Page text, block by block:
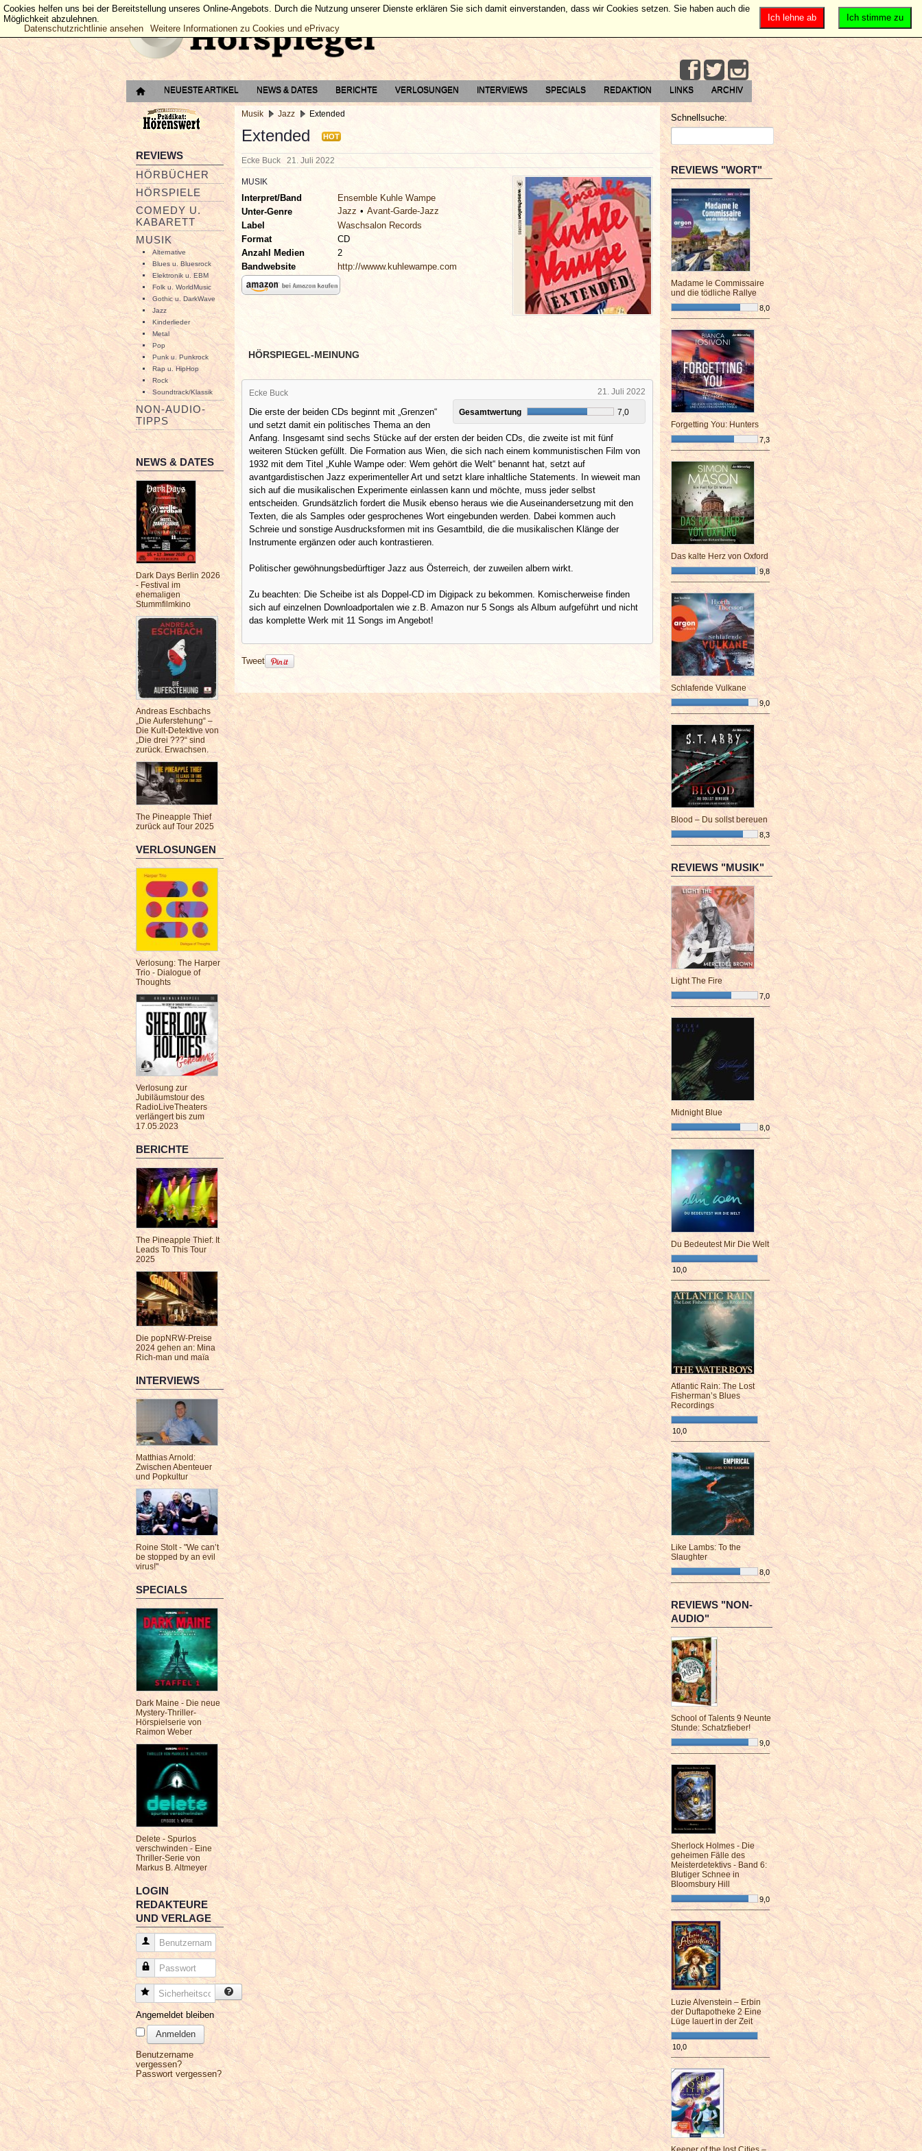
NEUESTE ARTIKEL NEWS & DATES BERICHTE VERLOSUNGEN INTERVIEWS SPECIALS REDAKTION LINKS ARCHIV
REVIEWS
HÖRBÜCHER
HÖRSPIELE
COMEDY U.
KABARETT
MUSIK
Alternative
Blues u. Bluesrock
Elektronik u. EBM
Folk u. WorldMusic
Gothic u. DarkWave
Jazz
Kinderlieder
Metal
Pop
Punk u. Punkrock
Rap u. HipHop
Rock
Soundtrack/Klassik
NON-AUDIO-
TIPPS
NEWS & DATES
Dark Days Berlin 2026
- Festival im
ehemaligen
Stummfilmkino
Andreas Eschbachs
„Die Auferstehung“ –
Die Kult-Detektive von
„Die drei ???“ sind
zurück. Erwachsen.
The Pineapple Thief
zurück auf Tour 2025
VERLOSUNGEN
Verlosung: The Harper
Trio - Dialogue of
Thoughts
Verlosung zur
Jubiläumstour des
RadioLiveTheaters
verlängert bis zum
17.05.2023
BERICHTE
The Pineapple Thief: It
Leads To This Tour
2025
Die popNRW-Preise
2024 gehen an: Mina
Rich-man und maïa
INTERVIEWS
Matthias Arnold:
Zwischen Abenteuer
und Popkultur
Roine Stolt - "We can’t
be stopped by an evil
virus!"
SPECIALS
Dark Maine - Die neue
Mystery-Thriller-
Hörspielserie von
Raimon Weber
Delete - Spurlos
verschwinden - Eine
Thriller-Serie von
Markus B. Altmeyer
LOGIN
REDAKTEURE
UND VERLAGE
Benutzername
Passwort
Sicherheitscode
Angemeldet bleiben
Anmelden
Benutzername
vergessen?
Passwort vergessen?
Musik Jazz Extended
Extended HOT
Ecke Buck 21. Juli 2022
MUSIK
Interpret/Band
Ensemble Kuhle Wampe
Unter-Genre
Jazz
Avant-Garde-Jazz
Label
Waschsalon Records
Format
CD
Anzahl Medien
2
Bandwebsite
http://wwww.kuhlewampe.com
HÖRSPIEGEL-MEINUNG
21. Juli 2022
Ecke Buck
Gesamtwertung 7,0
Die erste der beiden CDs beginnt mit „Grenzen“
und setzt damit ein politisches Thema an den
Anfang. Insgesamt sind sechs Stücke auf der ersten der beiden CDs, die zweite ist mit fünf
weiteren Stücken gefüllt. Die Formation aus Wien, die sich nach einem kommunistischen Film von
1932 mit dem Titel „Kuhle Wampe oder: Wem gehört die Welt“ benannt hat, setzt auf
avantgardistischen Jazz experimenteller Art und setzt klare inhaltliche Statements. In wieweit man
sich auf die musikalischen Experimente einlassen kann und möchte, muss jeder selbst
entscheiden. Grundsätzlich fordert die Musik ebenso heraus wie die Auseinandersetzung mit den
Texten, die als Samples oder gesprochenes Wort eingebunden werden. Dabei kommen auch
Schreie und sonstige Ausdrucksformen mit ins Gesamtbild, die die musikalischen Klänge der
Instrumente ergänzen oder auch kontrastieren.
Politischer gewöhnungsbedürftiger Jazz aus Österreich, der zuweilen albern wirkt.
Zu beachten: Die Scheibe ist als Doppel-CD im Digipack zu bekommen. Komischerweise finden
sich auf einzelnen Downloadportalen wie z.B. Amazon nur 5 Songs als Album aufgeführt und nicht
das komplette Werk mit 11 Songs im Angebot!
Tweet
Schnellsuche:
REVIEWS "WORT"
Madame le Commissaire
und die tödliche Rallye
8,0
¯¯¯¯¯¯¯¯¯¯¯¯¯¯¯¯¯¯¯¯¯¯¯¯
Forgetting You: Hunters
7,3
¯¯¯¯¯¯¯¯¯¯¯¯¯¯¯¯¯¯¯¯¯¯¯¯
Das kalte Herz von Oxford
9,8
¯¯¯¯¯¯¯¯¯¯¯¯¯¯¯¯¯¯¯¯¯¯¯¯
Schlafende Vulkane
9,0
¯¯¯¯¯¯¯¯¯¯¯¯¯¯¯¯¯¯¯¯¯¯¯¯
Blood – Du sollst bereuen
8,3
¯¯¯¯¯¯¯¯¯¯¯¯¯¯¯¯¯¯¯¯¯¯¯¯
REVIEWS "MUSIK"
Light The Fire
7,0
¯¯¯¯¯¯¯¯¯¯¯¯¯¯¯¯¯¯¯¯¯¯¯¯
Midnight Blue
8,0
¯¯¯¯¯¯¯¯¯¯¯¯¯¯¯¯¯¯¯¯¯¯¯¯
Du Bedeutest Mir Die Welt
10,0
¯¯¯¯¯¯¯¯¯¯¯¯¯¯¯¯¯¯¯¯¯¯¯¯
Atlantic Rain: The Lost
Fisherman’s Blues
Recordings
10,0
¯¯¯¯¯¯¯¯¯¯¯¯¯¯¯¯¯¯¯¯¯¯¯¯
Like Lambs: To the
Slaughter
8,0
¯¯¯¯¯¯¯¯¯¯¯¯¯¯¯¯¯¯¯¯¯¯¯¯
REVIEWS "NON-
AUDIO"
School of Talents 9 Neunte
Stunde: Schatzfieber!
9,0
¯¯¯¯¯¯¯¯¯¯¯¯¯¯¯¯¯¯¯¯¯¯¯¯
Sherlock Holmes - Die
geheimen Fälle des
Meisterdetektivs - Band 6:
Blutiger Schnee in
Bloomsbury Hill
9,0
¯¯¯¯¯¯¯¯¯¯¯¯¯¯¯¯¯¯¯¯¯¯¯¯
Luzie Alvenstein – Erbin
der Duftapotheke 2 Eine
Lüge lauert in der Zeit
10,0
¯¯¯¯¯¯¯¯¯¯¯¯¯¯¯¯¯¯¯¯¯¯¯¯
Ich stimme zu
Ich lehne ab
Cookies helfen uns bei der Bereitstellung unseres Online-Angebots. Durch die Nutzung unserer Dienste erklären Sie sich damit einverstanden, dass wir Cookies setzen. Sie haben auch die
Möglichkeit abzulehnen.
Datenschutzrichtlinie ansehen
Weitere Informationen zu Cookies und ePrivacy